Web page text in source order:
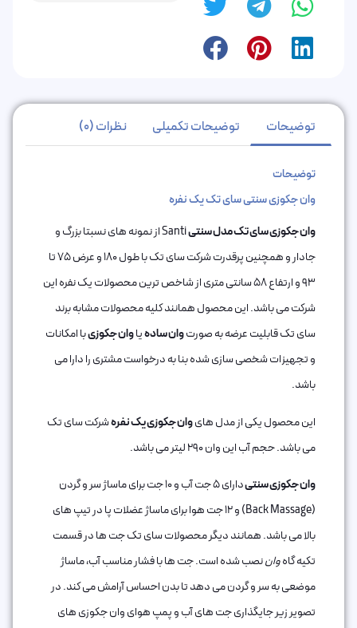
توضیحات توضیحات تکمیلی نظرات (0)
توضیحات
وان جکوزی سنتی سای تک یک نفره
وان جکوزی سای تک مدل سنتی
Santi از نمونه های نسبتا بزرگ و
جادار و همچنین پرقدرت شرکت سای تک با طول 180 و عرض 75 تا
93 و ارتفاع 58 سانتی متری از شاخص ترین محصولات یک نفره این
شرکت می باشد. این محصول همانند کلیه محصولات مشابه برند
سای تک قابلیت عرضه به صورتوان سادهیاوان جکوزیبا امکانات
و تجهیزات شخصی سازی شده بنا به درخواست مشتری را دارا می
باشد.
این محصول یکی از مدل هایوان جکوزی یک نفرهشرکت سای تک
می باشد. حجم آب این وان 290 لیتر می باشد.
وان جکوزی سنتی
دارای 5 جت آب و 10 جت برای ماساژ سر و گردن
(Back Massage) و 12 جت هوا برای ماساژ عضلات پا در تیپ های
بالا می باشد. همانند دیگر محصولات سای تک جت ها در قسمت
تکیه گاهواننصب شده است. جت ها با فشار مناسب آب، ماساژ
موضعی به سر و گردن می دهد تا بدن احساس آرامش می کند. در
تصویر زیر جایگذاری جت های آب و پمپ هوای وان جکوزی های